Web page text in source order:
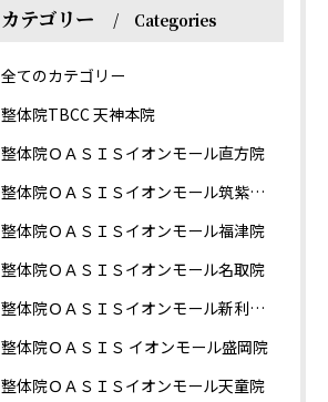
カテゴリー Categories
全てのカテゴリー
整体院TBCC 天神本院
整体院ＯＡＳＩＳイオンモール直方院
整体院ＯＡＳＩＳイオンモール筑紫野院
整体院ＯＡＳＩＳイオンモール福津院
整体院ＯＡＳＩＳイオンモール名取院
整体院ＯＡＳＩＳイオンモール新利府南館院
整体院ＯＡＳＩＳ イオンモール盛岡院
整体院ＯＡＳＩＳイオンモール天童院